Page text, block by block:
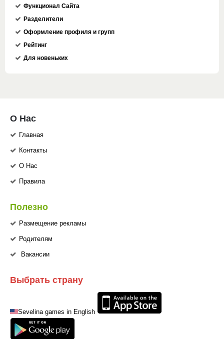
Функционал Сайта
Разделители
Оформление профиля и групп
Рейтинг
Для новеньких
О Нас
Главная
Контакты
О Нас
Правила
Полезно
Размещение рекламы
Родителям
Вакансии
Выбрать страну
Sevelina games in English